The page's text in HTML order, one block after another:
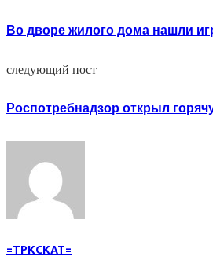
Во дворе жилого дома нашли
следующий пост
Роспотребнадзор открыл
=TPKCKAT=